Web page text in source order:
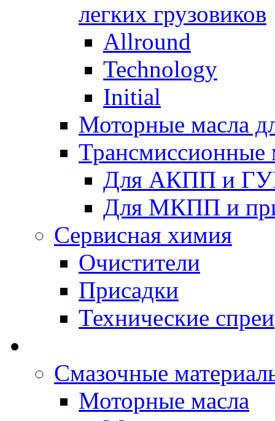
легких грузовиков
Allround
Technology
Initial
Моторные масла
Трансмиссионные
Для АКПП и
Для МКПП и
Сервисная химия
Очистители
Присадки
Технические спреи
Смазочные
Моторные масла